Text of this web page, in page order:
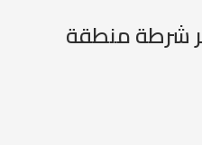
شرطة منطقة